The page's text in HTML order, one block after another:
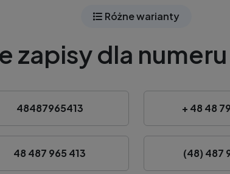
Różne warianty
zapisy dla numeru
48487965413 + 48 48
48 487 965 413 (48) 487